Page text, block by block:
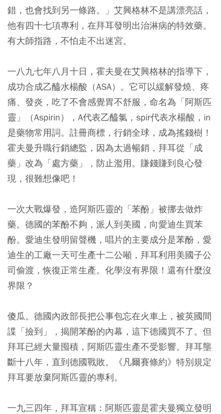
錯，也會找到另一條路。」艾興格林不是講漂亮話，
他有四十七項專利，在拜耳發明出治淋病的特效藥。
有大師指路，不怕走不出迷宮。
一八九七年八月十日，霍夫曼在艾興格林的指導下，
成功合成乙醯水楊酸（ASA）。它可以緩解發燒、疼
痛、發炎，吃了不會感覺胃不舒服，命名為「阿斯匹
靈」（Aspirin），A代表乙醯氯，spir代表水楊酸，in
是藥物常用詞。註冊商標，行銷全球，成為搖錢樹！
霍夫曼升職行銷總監，因為太過暢銷，拜耳從「成
藥」改為「處方藥」，防止濫用。賺錢賺到良心發
現，很難想像吧！
一次大戰爆發，造阿斯匹靈的「苯酚」被挪去做炸
藥。德國的苯酚不夠，派人到美國，向愛迪生買苯
酚。愛迪生發明留聲機，唱片的主要成分是苯酚，愛
迪生的工廠一天可生產十二公噸，拜耳利用美國子公
司偷渡，恢復正常生產。化學沒有界限！還有什麼沒
界限？
傻瓜。德國內政部長把公事包忘在火車上，被英國間
諜「撿到」，揭開苯酚的內幕，這下德國買不了。但
拜耳已經大量囤積，阿斯匹靈生產不受影響。拜耳壟
斷十八年，直到德國戰敗。《凡爾賽條約》特別規定
拜耳要放棄阿斯匹靈的專利。
一九三四年，拜耳宣稱：阿斯匹靈是霍夫曼獨立發明